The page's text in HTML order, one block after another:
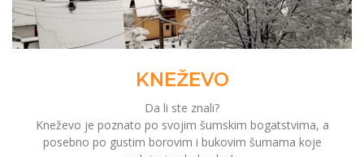
KNEŽEVO
Da li ste znali?
Kneževo je poznato po svojim šumskim bogatstvima, a
posebno po gustim borovim i bukovim šumama koje